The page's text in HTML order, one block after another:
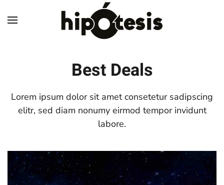
Skip to main content
Best Deals
Lorem ipsum dolor sit amet consetetur sadipscing
elitr, sed diam nonumy eirmod tempor invidunt
labore.